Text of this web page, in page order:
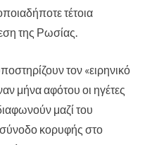
τέτοια
της Ρωσίας.
τον «ειρηνικό
μήνα αφότου οι ηγέτες
μαζί του
σύνοδο κορυφής στο